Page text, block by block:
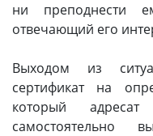
Донышки для
Инструмент
Нестандартные
ни преподнести
отвечающий его
Выходом из
сертификат на
который
самостоятельно